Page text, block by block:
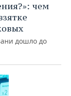
чем
дошло до